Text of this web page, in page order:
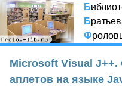
Б
Братьев
Ф
Microsoft Visual
аплетов на языке